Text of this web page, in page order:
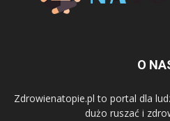
O
Zdrowienatopie.pl to portal dla
dużo ruszać i